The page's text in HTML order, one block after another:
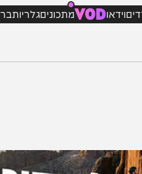
VODמתכוניםגלריותברנז'ה